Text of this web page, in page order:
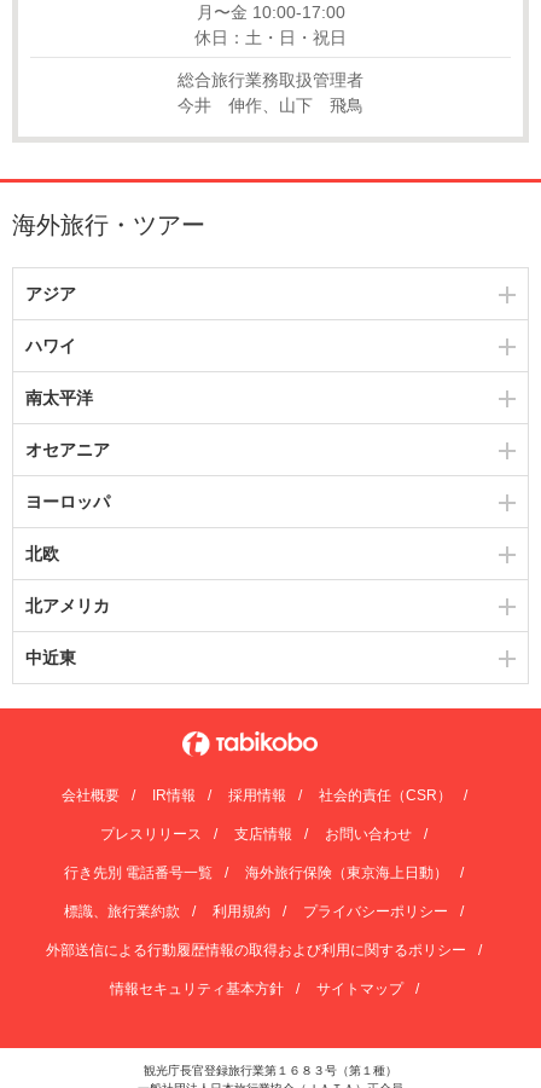
月〜金 10:00-17:00
休日：土・日・祝日
総合旅行業務取扱管理者
今井 伸作、山下 飛鳥
海外旅行・ツアー
アジア
ハワイ
南太平洋
オセアニア
ヨーロッパ
北欧
北アメリカ
中近東
会社概要 IR情報 採用情報 社会的責任（CSR）
プレスリリース 支店情報 お問い合わせ
行き先別 電話番号一覧 海外旅行保険（東京海上日動）
標識、旅行業約款 利用規約 プライバシーポリシー
外部送信による行動履歴情報の取得および利用に関するポリシー
情報セキュリティ基本方針 サイトマップ
観光庁長官登録旅行業第１６８３号（第１種）